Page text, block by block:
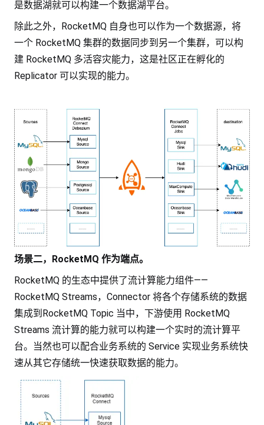
是数据湖就可以构建一个数据湖平台。
除此之外，RocketMQ 自身也可以作为一个数据源，将
一个 RocketMQ 集群的数据同步到另一个集群，可以构
建 RocketMQ 多活容灾能力，这是社区正在孵化的
Replicator 可以实现的能力。
场景二，RocketMQ 作为端点。
RocketMQ 的生态中提供了流计算能力组件——
RocketMQ Streams，Connector 将各个存储系统的数据
集成到RocketMQ Topic 当中，下游使用 RocketMQ
Streams 流计算的能力就可以构建一个实时的流计算平
台。当然也可以配合业务系统的 Service 实现业务系统快
速从其它存储统一快速获取数据的能力。